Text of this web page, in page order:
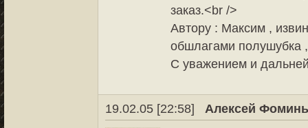
заказ.<br />
Автору : Максим ,
обшлагами полушубка
С уважением и
19.02.05 [22:58]
Алексей